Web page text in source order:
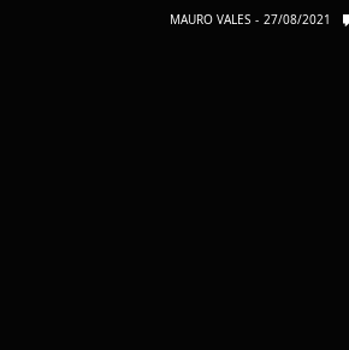
MAURO VALES 27/08/2021